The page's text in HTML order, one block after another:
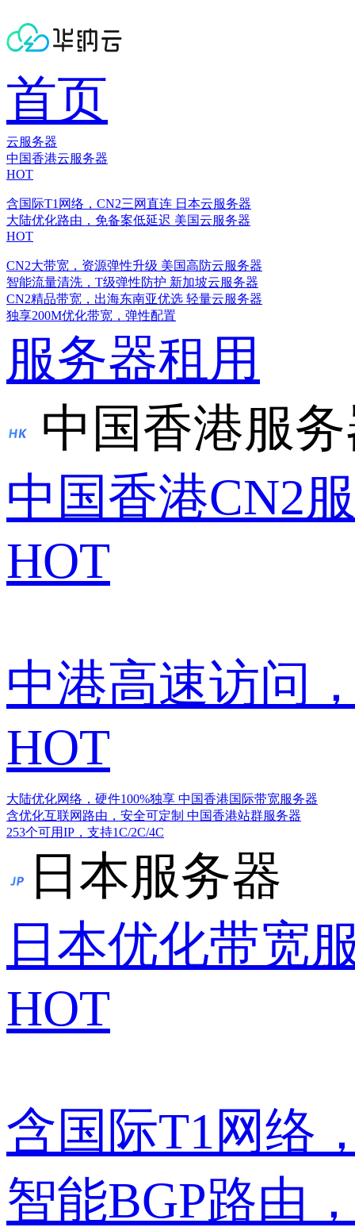
首页
云服务器
中国香港云服务器
HOT
含国际T1网络，CN2三网直连 日本云服务器
大陆优化路由，免备案低延迟 美国云服务器
HOT
CN2大带宽，资源弹性升级 美国高防云服务器
智能流量清洗，T级弹性防护 新加坡云服务器
CN2精品带宽，出海东南亚优选 轻量云服务器
独享200M优化带宽，弹性配置
服务器租用
中国香港服
中国香港CN2
HOT
中港高速访问
HOT
大陆优化网络，硬件100%独享 中国香港国际带宽服务器
含优化互联网路由，安全可定制 中国香港站群服务器
253个可用IP，支持1C/2C/4C
日本服务器
日本优化带宽
HOT
含国际T1网络
智能BGP路由